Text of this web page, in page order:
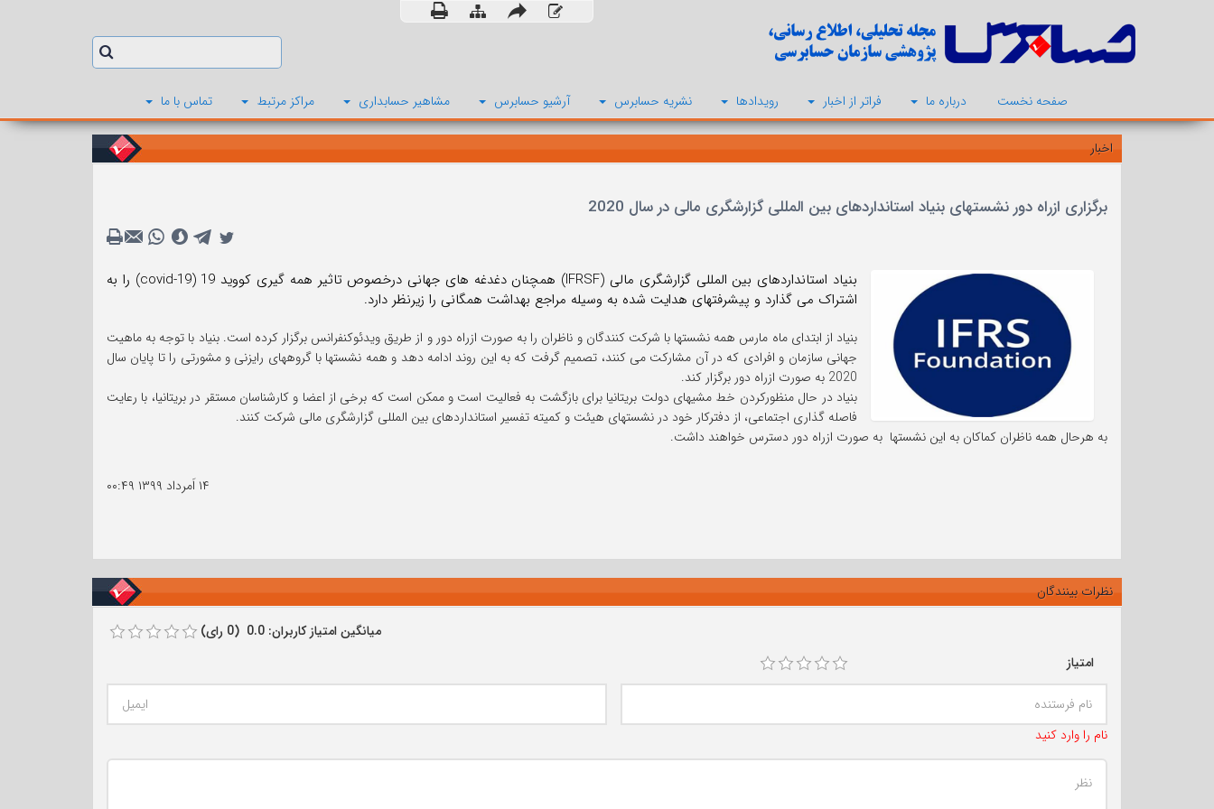
صفحه نخست درباره ما فراتر از اخبار رویدادها نشریه حسابرس آرشیو حسابرس مشاهیر حسابداری مراکز مرتبط تماس با ما
اخبار
برگزاری ازراه دور نشستهای بنیاد استانداردهای بین المللی گزارشگری مالی در سال 2020
بنیاد استانداردهای بین المللی گزارشگری مالی (IFRSF) همچنان دغدغه های جهانی درخصوص تاثیر همه گیری کووید 19 (covid-19) را به
اشتراک می گذارد و پیشرفتهای هدایت شده به وسیله مراجع بهداشت همگانی را زیرنظر دارد.
بنیاد از ابتدای ماه مارس همه نشستها با شرکت کنندگان و ناظران را به صورت ازراه دور و از طریق ویدئوکنفرانس برگزار کرده است. بنیاد با توجه به ماهیت
جهانی سازمان و افرادی که در آن مشارکت می کنند، تصمیم گرفت که به این روند ادامه دهد و همه نشستها با گروههای رایزنی و مشورتی را تا پایان سال
2020 به صورت ازراه دور برگزار کند.
بنیاد در حال منظورکردن خط مشیهای دولت بریتانیا برای بازگشت به فعالیت است و ممکن است که برخی از اعضا و کارشناسان مستقر در بریتانیا، با رعایت
فاصله گذاری اجتماعی، از دفترکار خود در نشستهای هیئت و کمیته تفسیر استانداردهای بین المللی گزارشگری مالی شرکت کنند.
به هرحال همه ناظران کماکان به این نشستها به صورت ازراه دور دسترس خواهند داشت.
۱۴ اَمرداد ۱۳۹۹ ۰۰:۴۹
نظرات بینندگان
میانگین امتیاز کاربران: 0.0 (0 رای)
امتیاز
نام را وارد کنید